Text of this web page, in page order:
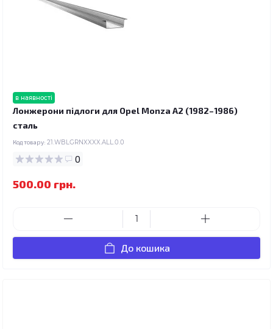
в наявності
Лонжерони підлоги для Opel Monza A2 (1982–1986)
сталь
Код товару: 21.WBLGRNXXXX.ALL.0.0
0
500.00 грн.
До кошика